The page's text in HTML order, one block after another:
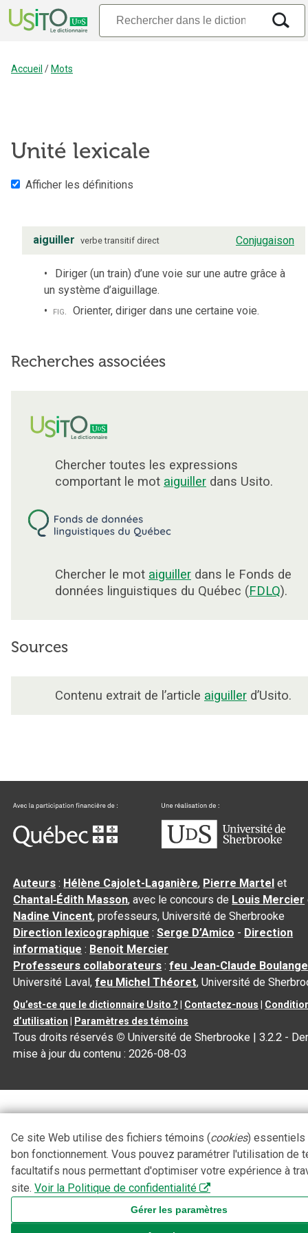
Accueil / Mots
Unité lexicale
Afficher les définitions
aiguiller verbe transitif direct Conjugaison
Diriger (un train) d’une voie sur une autre grâce à
un système d’aiguillage.
fig. Orienter, diriger dans une certaine voie.
Recherches associées
Chercher toutes les expressions
comportant le mot aiguiller dans Usito.
Chercher le mot aiguiller dans le Fonds de
données linguistiques du Québec (FDLQ).
Sources
Contenu extrait de l’article aiguiller d’Usito.
Auteurs : Hélène Cajolet-Laganière, Pierre Martel et
Chantal‑Édith Masson, avec le concours de Louis Mercier
Nadine Vincent, professeurs, Université de Sherbrooke
Direction lexicographique :Serge D’Amico - Direction
informatique : Benoit Mercier
Professeurs collaborateurs :feu Jean-Claude
Université Laval,feu Michel Théoret, Université de
Qu’est-ce que le dictionnaire Usito ? Contactez-nous
d’utilisation
Paramètres des témoins
Tous droits réservés © Université de Sherbrooke |3.2.2 -
mise à jour du contenu :2026-08-03
Ce site Web utilise des fichiers témoins (cookies) essentiels
bon fonctionnement. Vous pouvez paramétrer l'utilisation de
facultatifs nous permettant d'optimiser votre expérience à
site. Voir la Politique de confidentialité
Gérer les paramètres